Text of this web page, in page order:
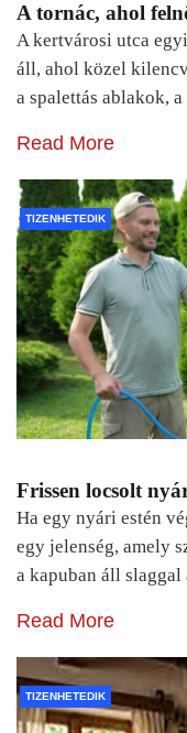
A tornác, ahol
A kertvárosi utca
áll, ahol közel
a spalettás ablakok,
Read More
TIZENHETEDIK
Frissen locsolt
Ha egy nyári estén
egy jelenség, amely
a kapuban áll
Read More
TIZENHETEDIK